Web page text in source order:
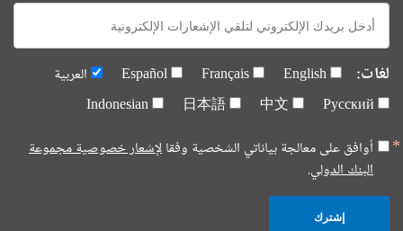
E-
mail:
لغات: English
Français
Español
العربية
Русский
中文
日本語
Indonesian
أوافق على معالجة بياناتي الشخصية وفقالإشعار خصوصية مجموعة
البنك الدولي.
إشترك